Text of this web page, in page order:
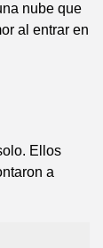
nube que
al entrar en
Ellos
a